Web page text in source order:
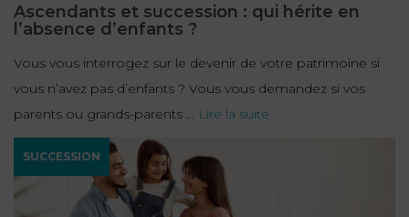
Ascendants et succession : qui hérite en
l’absence d’enfants ?
Vous vous interrogez sur le devenir de votre patrimoine si
vous n’avez pas d’enfants ? Vous vous demandez si vos
parents ou grands-parents ... Lire la suite
SUCCESSION